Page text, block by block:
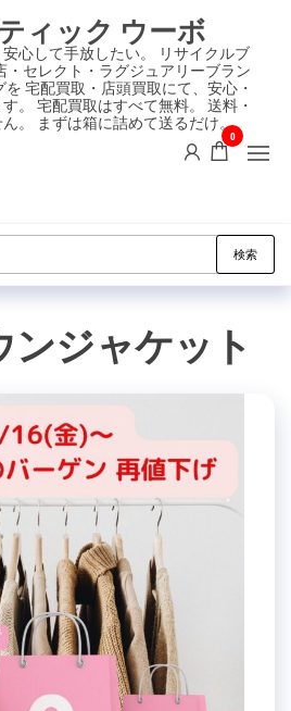
ィック ウーボ
心して手放したい。 リサイクルブ
セレクト・ラグジュアリーブラン
を 宅配買取・店頭買取にて、安心・
。 宅配買取はすべて無料。 送料・
。 まずは箱に詰めて送るだけ。
0
検索
ンジャケット